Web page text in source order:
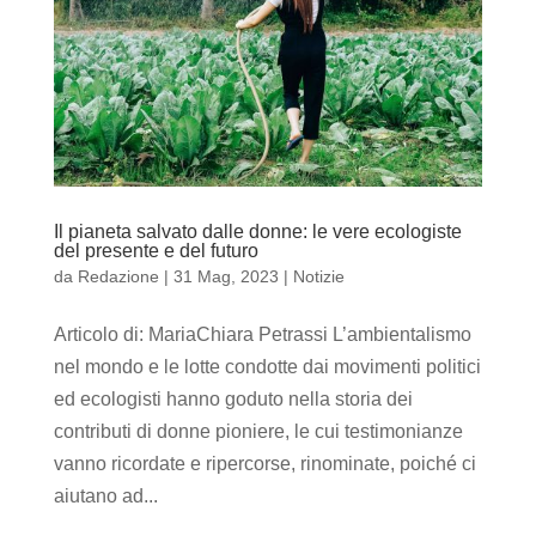
Il pianeta salvato dalle donne: le vere ecologiste
del presente e del futuro
da Redazione | 31 Mag, 2023 | Notizie
Articolo di: MariaChiara Petrassi L’ambientalismo
nel mondo e le lotte condotte dai movimenti politici
ed ecologisti hanno goduto nella storia dei
contributi di donne pioniere, le cui testimonianze
vanno ricordate e ripercorse, rinominate, poiché ci
aiutano ad...